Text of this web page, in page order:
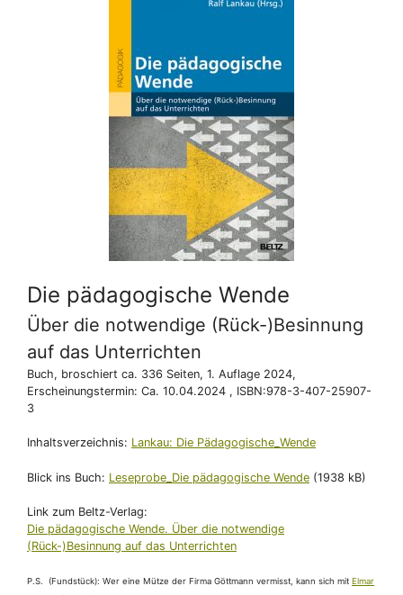
Die pädagogische Wende
Über die notwendige (Rück-)Besinnung
auf das Unterrichten
Buch, broschiert ca. 336 Seiten, 1. Auflage 2024,
Erscheinungstermin: Ca. 10.04.2024 , ISBN:978-3-407-25907-
3
Inhaltsverzeichnis: Lankau: Die Pädagogische_Wende
Blick ins Buch: Leseprobe_Die pädagogische Wende (1938 kB)
Link zum Beltz-Verlag:
Die pädagogische Wende. Über die notwendige
(Rück-)Besinnung auf das Unterrichten
P.S. (Fundstück): Wer eine Mütze der Firma Göttmann vermisst, kann sich mit Elmar